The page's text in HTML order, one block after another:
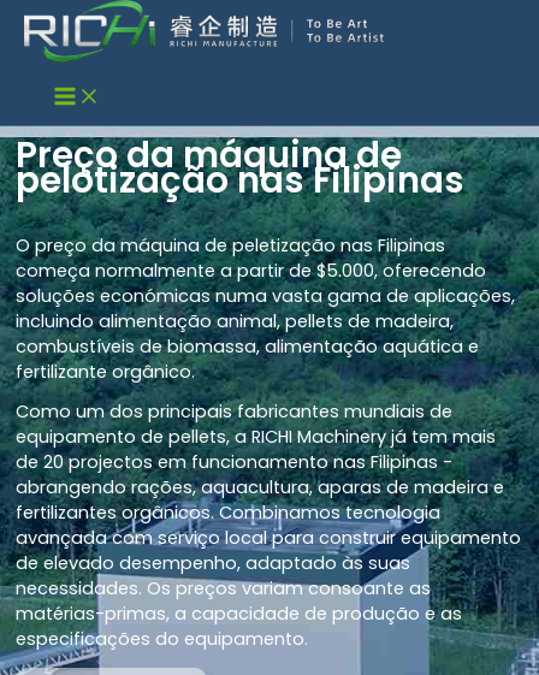
Skip
content
Preço da máquina de
pelotização nas Filipinas
O preço da máquina de peletização nas Filipinas
começa normalmente a partir de $5.000, oferecendo
soluções económicas numa vasta gama de aplicações,
incluindo alimentação animal, pellets de madeira,
combustíveis de biomassa, alimentação aquática e
fertilizante orgânico.
Como um dos principais fabricantes mundiais de
equipamento de pellets, a RICHI Machinery já tem mais
de 20 projectos em funcionamento nas Filipinas -
abrangendo rações, aquacultura, aparas de madeira e
fertilizantes orgânicos. Combinamos tecnologia
avançada com serviço local para construir equipamento
de elevado desempenho, adaptado às suas
necessidades. Os preços variam consoante as
matérias-primas, a capacidade de produção e as
especificações do equipamento.